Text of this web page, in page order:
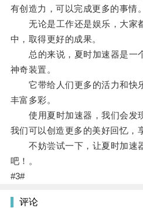
有创造力，可以完成更多的事情。
无论是工作还是娱乐，大家
中，取得更好的成果。
总的来说，夏时加速器是一
神奇装置。
它带给人们更多的活力和快
丰富多彩。
使用夏时加速器，我们会发现
我们可以创造更多的美好回忆，
不妨尝试一下，让夏时加速
吧！。
#3#
评论